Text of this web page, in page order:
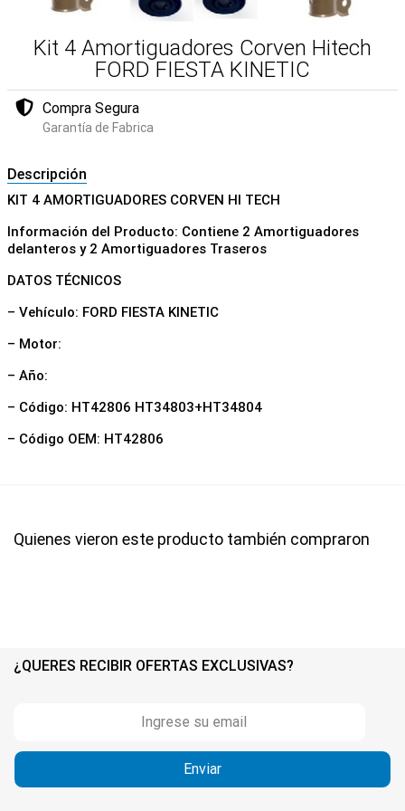
Kit 4 Amortiguadores Corven Hitech
FORD FIESTA KINETIC
Compra Segura
Garantía de Fabrica
Descripción
KIT 4 AMORTIGUADORES CORVEN HI TECH
Información del Producto: Contiene 2 Amortiguadores
delanteros y 2 Amortiguadores Traseros
DATOS TÉCNICOS
– Vehículo: FORD FIESTA KINETIC
– Motor:
– Año:
– Código: HT42806 HT34803+HT34804
– Código OEM: HT42806
Quienes vieron este producto también compraron
¿QUERES RECIBIR OFERTAS EXCLUSIVAS?